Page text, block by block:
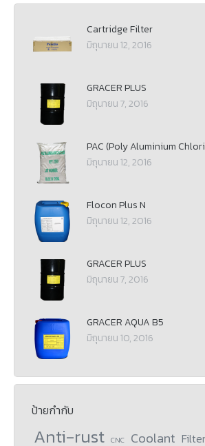
Cartridge Filter
มิถุนายน 12, 2016
GRACER PLUS
มิถุนายน 7, 2016
PAC (Poly Aluminium
มิถุนายน 12, 2016
Flocon Plus N
มิถุนายน 12, 2016
GRACER PLUS
มิถุนายน 7, 2016
GRACER AQUA B5
มิถุนายน 10, 2016
ป้ายกำกับ
Anti-rust CNC Coolant Filter